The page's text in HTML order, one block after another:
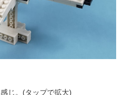
じ。(タップで拡大)